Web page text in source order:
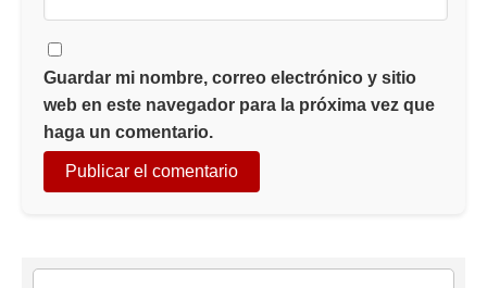
Guardar mi nombre, correo electrónico y sitio
web en este navegador para la próxima vez que
haga un comentario.